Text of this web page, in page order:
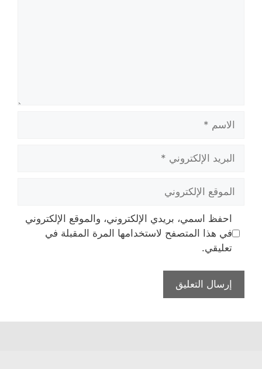
الاسم
البريد
الإلكتروني
الموقع
الإلكتروني
احفظ اسمي، بريدي الإلكتروني، والموقع الإلكتروني
في هذا المتصفح لاستخدامها المرة المقبلة في
تعليقي.